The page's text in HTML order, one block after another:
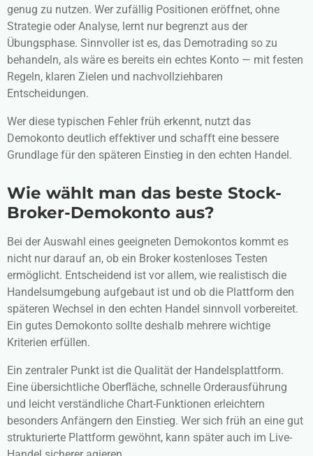
genug zu nutzen. Wer zufällig Positionen eröffnet, ohne
Strategie oder Analyse, lernt nur begrenzt aus der
Übungsphase. Sinnvoller ist es, das Demotrading so zu
behandeln, als wäre es bereits ein echtes Konto — mit festen
Regeln, klaren Zielen und nachvollziehbaren
Entscheidungen.
Wer diese typischen Fehler früh erkennt, nutzt das
Demokonto deutlich effektiver und schafft eine bessere
Grundlage für den späteren Einstieg in den echten Handel.
Wie wählt man das beste Stock-
Broker-Demokonto aus?
Bei der Auswahl eines geeigneten Demokontos kommt es
nicht nur darauf an, ob ein Broker kostenloses Testen
ermöglicht. Entscheidend ist vor allem, wie realistisch die
Handelsumgebung aufgebaut ist und ob die Plattform den
späteren Wechsel in den echten Handel sinnvoll vorbereitet.
Ein gutes Demokonto sollte deshalb mehrere wichtige
Kriterien erfüllen.
Ein zentraler Punkt ist die Qualität der Handelsplattform.
Eine übersichtliche Oberfläche, schnelle Orderausführung
und leicht verständliche Chart-Funktionen erleichtern
besonders Anfängern den Einstieg. Wer sich früh an eine gut
strukturierte Plattform gewöhnt, kann später auch im Live-